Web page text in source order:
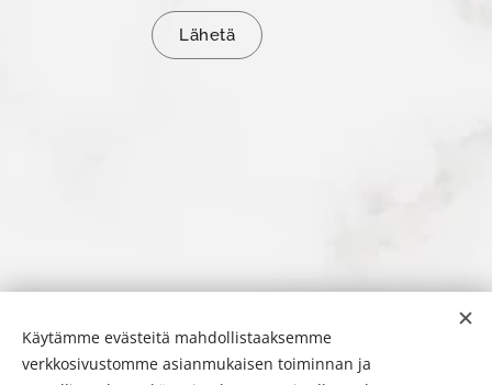
Lähetä
Käytämme evästeitä mahdollistaaksemme
verkkosivustomme asianmukaisen toiminnan ja